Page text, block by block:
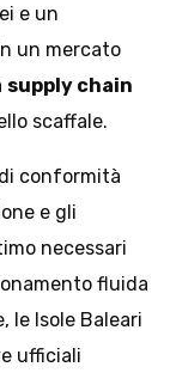
e un
un mercato
supply chain
scaffale.
conformità
e gli
necessari
fluida
le Isole Baleari
ufficiali